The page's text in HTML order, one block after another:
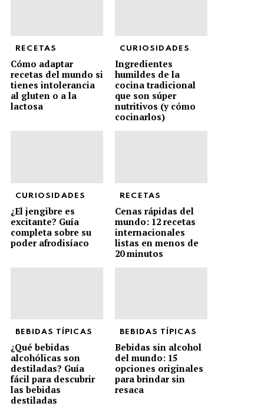
RECETAS
Cómo adaptar
recetas del mundo si
tienes intolerancia
al gluten o a la
lactosa
CURIOSIDADES
Ingredientes
humildes de la
cocina tradicional
que son súper
nutritivos (y cómo
cocinarlos)
CURIOSIDADES
¿El jengibre es
excitante? Guía
completa sobre su
poder afrodisíaco
RECETAS
Cenas rápidas del
mundo: 12 recetas
internacionales
listas en menos de
20 minutos
BEBIDAS TÍPICAS
¿Qué bebidas
alcohólicas son
destiladas? Guía
fácil para descubrir
las bebidas
destiladas
BEBIDAS TÍPICAS
Bebidas sin alcohol
del mundo: 15
opciones originales
para brindar sin
resaca